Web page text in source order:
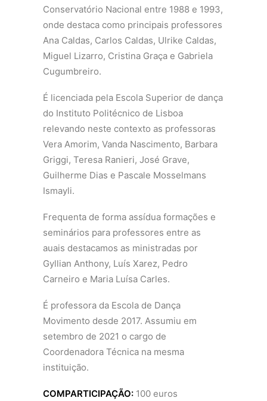
Conservatório Nacional entre 1988 e 1993,
onde destaca como principais professores
Ana Caldas, Carlos Caldas, Ulrike Caldas,
Miguel Lizarro, Cristina Graça e Gabriela
Cugumbreiro.
É licenciada pela Escola Superior de dança
do Instituto Politécnico de Lisboa
relevando neste contexto as professoras
Vera Amorim, Vanda Nascimento, Barbara
Griggi, Teresa Ranieri, José Grave,
Guilherme Dias e Pascale Mosselmans
Ismayli.
Frequenta de forma assídua formações e
seminários para professores entre as
auais destacamos as ministradas por
Gyllian Anthony, Luís Xarez, Pedro
Carneiro e Maria Luísa Carles.
É professora da Escola de Dança
Movimento desde 2017. Assumiu em
setembro de 2021 o cargo de
Coordenadora Técnica na mesma
instituição.
COMPARTICIPAÇÃO: 100 euros